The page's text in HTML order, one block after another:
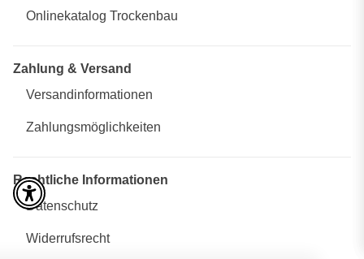
Onlinekatalog Trockenbau
Zahlung & Versand
Versandinformationen
Zahlungsmöglichkeiten
Rechtliche Informationen
Datenschutz
Widerrufsrecht